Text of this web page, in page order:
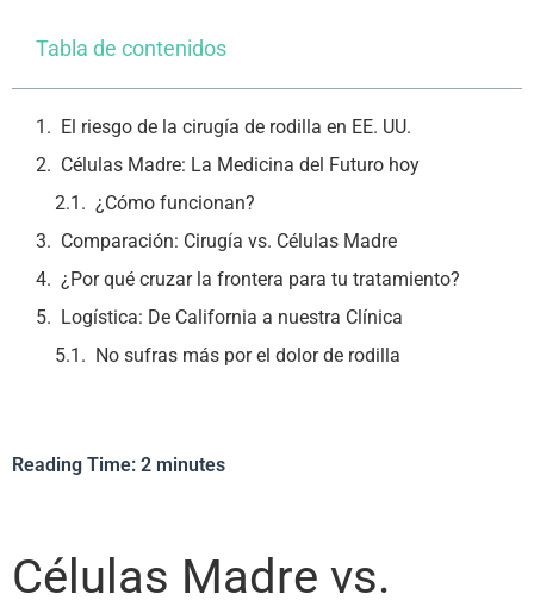
Tabla de contenidos
El riesgo de la cirugía de rodilla en EE. UU.
Células Madre: La Medicina del Futuro hoy
¿Cómo funcionan?
Comparación: Cirugía vs. Células Madre
¿Por qué cruzar la frontera para tu tratamiento?
Logística: De California a nuestra Clínica
No sufras más por el dolor de rodilla
Reading Time: 2 minutes
Células Madre vs.